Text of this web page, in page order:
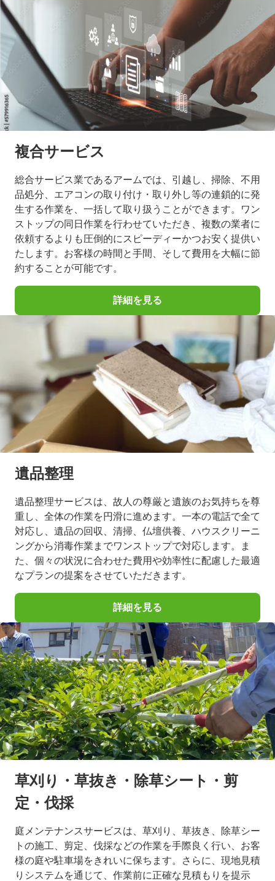
複合サービス
総合サービス業であるアームでは、引越し、掃除、不用
品処分、エアコンの取り付け・取り外し等の連鎖的に発
生する作業を、一括して取り扱うことができます。ワン
ストップの同日作業を行わせていただき、複数の業者に
依頼するよりも圧倒的にスピーディーかつお安く提供い
たします。お客様の時間と手間、そして費用を大幅に節
約することが可能です。
詳細を見る
遺品整理
遺品整理サービスは、故人の尊厳と遺族のお気持ちを尊
重し、全体の作業を円滑に進めます。一本の電話で全て
対応し、遺品の回収、清掃、仏壇供養、ハウスクリーニ
ングから消毒作業までワンストップで対応します。ま
た、個々の状況に合わせた費用や効率性に配慮した最適
なプランの提案をさせていただきます。
詳細を見る
草刈り・草抜き・除草シート・剪
定・伐採
庭メンテナンスサービスは、草刈り、草抜き、除草シー
トの施工、剪定、伐採などの作業を手際良く行い、お客
様の庭や駐車場をきれいに保ちます。さらに、現地見積
りシステムを通じて、作業前に正確な見積もりを提示